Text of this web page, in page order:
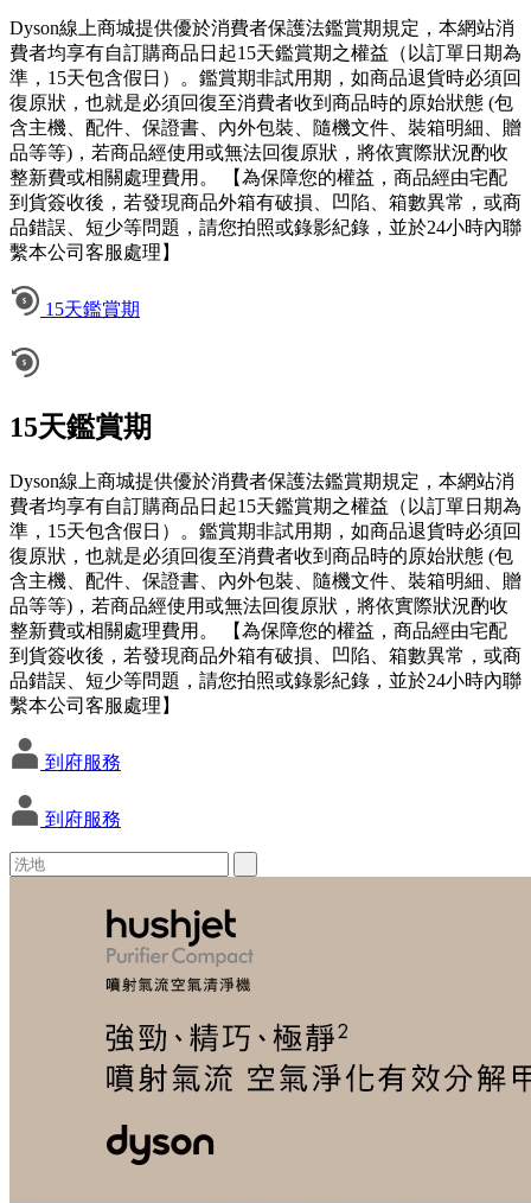
Dyson線上商城提供優於消費者保護法鑑賞期規定，本網站消
費者均享有自訂購商品日起15天鑑賞期之權益（以訂單日期為
準，15天包含假日）。鑑賞期非試用期，如商品退貨時必須回
復原狀，也就是必須回復至消費者收到商品時的原始狀態 (包
含主機、配件、保證書、內外包裝、隨機文件、裝箱明細、贈
品等等)，若商品經使用或無法回復原狀，將依實際狀況酌收
整新費或相關處理費用。 【為保障您的權益，商品經由宅配
到貨簽收後，若發現商品外箱有破損、凹陷、箱數異常，或商
品錯誤、短少等問題，請您拍照或錄影紀錄，並於24小時內聯
繫本公司客服處理】
15天鑑賞期
15天鑑賞期
Dyson線上商城提供優於消費者保護法鑑賞期規定，本網站消
費者均享有自訂購商品日起15天鑑賞期之權益（以訂單日期為
準，15天包含假日）。鑑賞期非試用期，如商品退貨時必須回
復原狀，也就是必須回復至消費者收到商品時的原始狀態 (包
含主機、配件、保證書、內外包裝、隨機文件、裝箱明細、贈
品等等)，若商品經使用或無法回復原狀，將依實際狀況酌收
整新費或相關處理費用。 【為保障您的權益，商品經由宅配
到貨簽收後，若發現商品外箱有破損、凹陷、箱數異常，或商
品錯誤、短少等問題，請您拍照或錄影紀錄，並於24小時內聯
繫本公司客服處理】
到府服務
到府服務